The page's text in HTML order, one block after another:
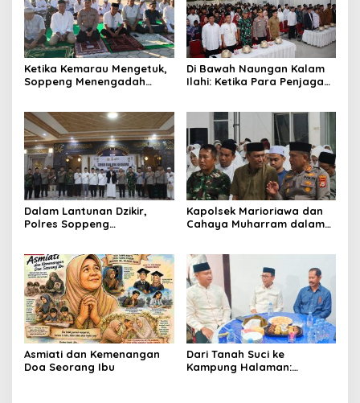
Ketika Kemarau Mengetuk,
Soppeng Menengadah
Di Bawah Naungan Kalam
Ilahi: Ketika Para Penjaga
Dalam Lantunan Dzikir,
Polres Soppeng
Kapolsek Marioriawa dan
Cahaya Muharram dalam
Asmiati dan Kemenangan
Doa Seorang Ibu
Dari Tanah Suci ke
Kampung Halaman: